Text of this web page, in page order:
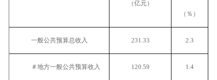
（亿元）
（％）
一般公共预算总收入 231.33 2.3
＃地方一般公共预算收入 120.59 1.4